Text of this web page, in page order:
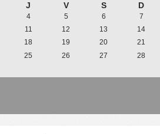
J V S D
4 5 6
7
11 12 13
14
18 19 20
21
25 26 27
28